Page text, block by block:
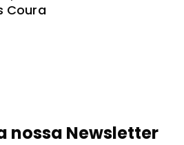
Coura
nossa Newsletter